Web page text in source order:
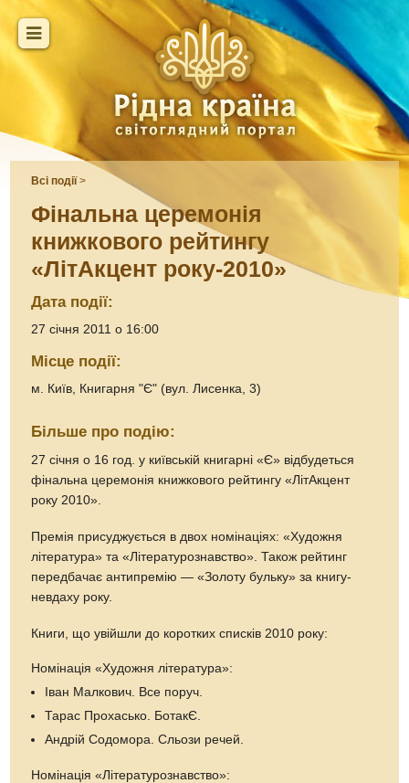
Всі події>
Фінальна церемонія
книжкового рейтингу
«ЛітАкцент року-2010»
Дата події:
27 січня 2011 о 16:00
Місце події:
м. Київ, Книгарня "Є" (вул. Лисенка, 3)
Більше про подію:
27 січня о 16 год. у київській книгарні «Є» відбудеться
фінальна церемонія книжкового рейтингу «ЛітАкцент
року 2010».
Премія присуджується в двох номінаціях: «Художня
література» та «Літературознавство». Також рейтинг
передбачає антипремію — «Золоту бульку» за книгу-
невдаху року.
Книги, що увійшли до коротких списків 2010 року:
Номінація «Художня література»:
Іван Малкович. Все поруч.
Тарас Прохасько. БотакЄ.
Андрій Содомора. Сльози речей.
Номінація «Літературознавство»: